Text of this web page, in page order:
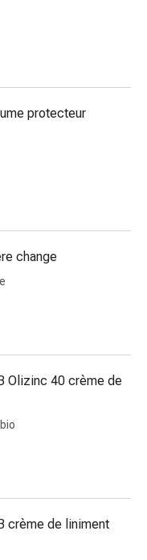
protecteur
change
Olizinc 40 crème de
crème de liniment